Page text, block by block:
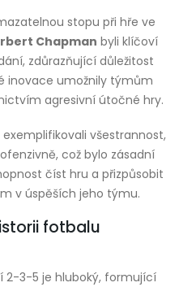
stopu při hře ve
Chapman byli klíčoví
zdůrazňující důležitost
inovace umožnily týmům
agresivní útočné hry.
exemplifikovali všestrannost,
což bylo zásadní
číst hru a přizpůsobit
v úspěších jeho týmu.
fotbalu
2-3-5 je hluboký, formující